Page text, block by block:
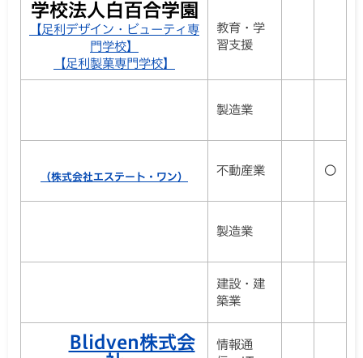
学校法人白百合学園
【足利デザイン・ビューティ専
門学校】
【足利製菓専門学校】
教育・学
習支援
製造業
（株式会社エステート・ワン）
不動産業 〇
製造業
建設・建
築業
Blidven株式会
情報通